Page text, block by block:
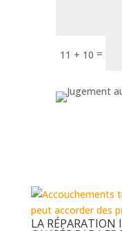
11 + 10 =
LA RÉPARATION